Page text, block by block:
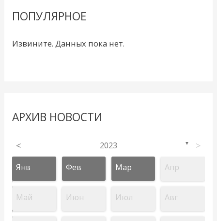
ПОПУЛЯРНОЕ
Извините. Данных пока нет.
АРХИВ НОВОСТИ
< 2023 ▼ >
Янв Фев Мар Апр
Май Июн Июл Авг